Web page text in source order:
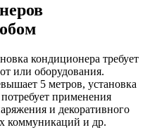
кондиционера требует
или оборудования.
5 метров, установка
применения
и декоративного
коммуникаций и др.